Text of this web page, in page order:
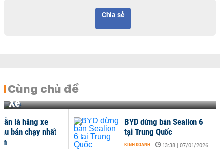
Chia sẻ
Cùng chủ đề
Xe
là hãng xe
bán chạy nhất
BYD dừng bán Sealion 6
tại Trung Quốc
KINH DOANH - 13:38 | 07/01/2026